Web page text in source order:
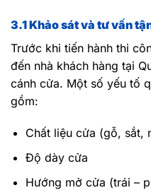
3.1 Khảo sát và tư vấn
Trước khi tiến hành thi
đến nhà khách hàng tại
cánh cửa. Một số yếu tố
gồm:
Chất liệu cửa (gỗ, sắt,
Độ dày cửa
Hướng mở cửa (trái –